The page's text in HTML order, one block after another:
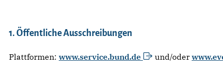
1. Öffentliche Ausschreibungen
Plattformen: www.service.bund.de und/oder